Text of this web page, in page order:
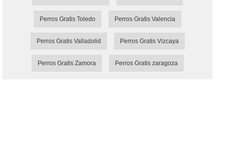
Perros Gratis Toledo Perros Gratis Valencia
Perros Gratis Valladolid Perros Gratis Vizcaya
Perros Gratis Zamora Perros Gratis zaragoza